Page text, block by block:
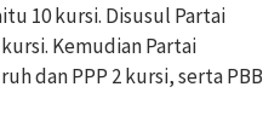
10 kursi. Disusul Partai
Kemudian Partai
dan PPP 2 kursi, serta PBB